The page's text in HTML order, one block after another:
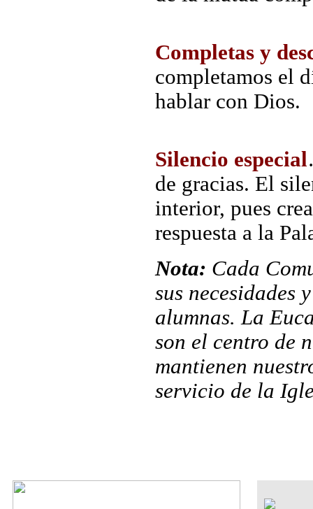
Completas y
completamos el
hablar con Dios.
Silencio especial
de gracias. El
interior, pues
respuesta a la
Nota: Cada
sus necesidades
alumnas. La
son el centro de
mantienen
servicio de la